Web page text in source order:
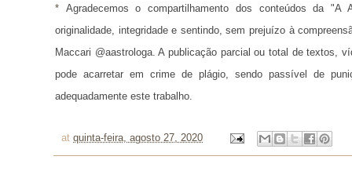
* Agradecemos o compartilhamento dos conteúdos da
originalidade, integridade e sentindo, sem prejuízo à
Maccari @aastrologa. A publicação parcial ou total de textos,
pode acarretar em crime de plágio, sendo passível de
adequadamente este trabalho.
at quinta-feira, agosto 27, 2020